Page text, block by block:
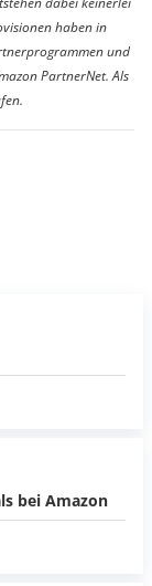
haben in
und
PartnerNet. Als
bei Amazon